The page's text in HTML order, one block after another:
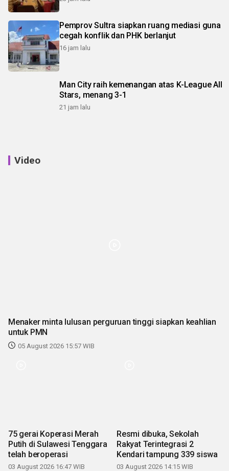
Pemprov Sultra siapkan ruang mediasi guna
cegah konflik dan PHK berlanjut
16 jam lalu
Man City raih kemenangan atas K-League All
Stars, menang 3-1
21 jam lalu
Video
Menaker minta lulusan perguruan tinggi siapkan keahlian
untuk PMN
05 August 2026 15:57 WIB
75 gerai Koperasi Merah
Putih di Sulawesi Tenggara
telah beroperasi
03 August 2026 16:47 WIB
Resmi dibuka, Sekolah
Rakyat Terintegrasi 2
Kendari tampung 339 siswa
03 August 2026 14:15 WIB